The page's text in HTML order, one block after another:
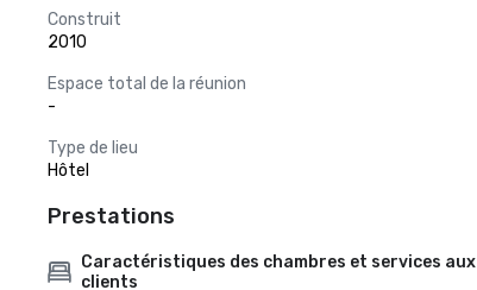
Construit
2010
Espace total de la réunion
-
Type de lieu
Hôtel
Prestations
Caractéristiques des chambres et services aux
clients